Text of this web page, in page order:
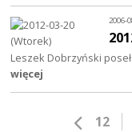
2006-
Leszek Dobrzyński
więcej
12